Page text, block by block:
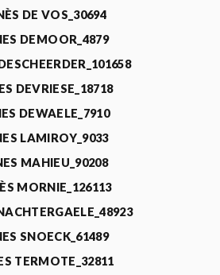
DE VOS_30694
DEMOOR_4879
DEVRIESE_18718
DEWAELE_7910
LAMIROY_9033
MAHIEU_90208
MORNIE_126113
SNOECK_61489
TERMOTE_32811